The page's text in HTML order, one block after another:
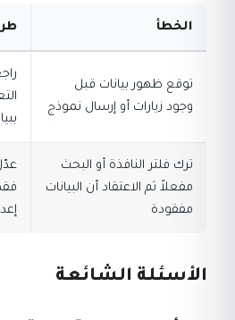
الخطأ
توقع ظهور بيانات قبل
وجود زيارات أو إرسال نموذج
ترك فلتر النافذة أو البحث
مفعلاً ثم الاعتقاد أن البيانات
مفقودة
الأسئلة الشائعة